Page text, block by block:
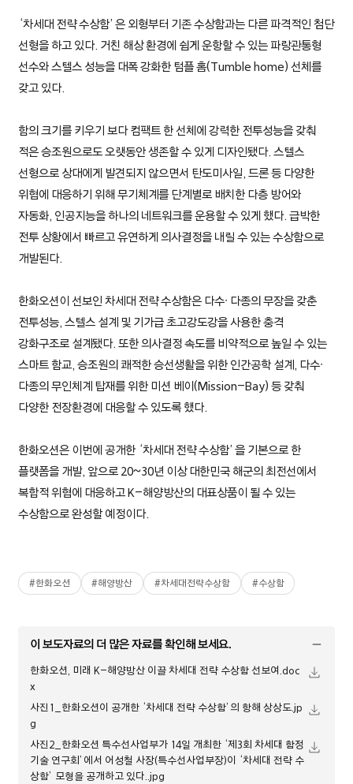
‘차세대 전략 수상함’은 외형부터 기존 수상함과는 다른 파격적인 첨단
선형을 하고 있다. 거친 해상 환경에 쉽게 운항할 수 있는 파랑관통형
선수와 스텔스 성능을 대폭 강화한 텀플 홈(Tumble home) 선체를
갖고 있다.
함의 크기를 키우기 보다 컴팩트 한 선체에 강력한 전투성능을 갖춰
적은 승조원으로도 오랫동안 생존할 수 있게 디자인됐다. 스텔스
선형으로 상대에게 발견되지 않으면서 탄도미사일, 드론 등 다양한
위협에 대응하기 위해 무기체계를 단계별로 배치한 다층 방어와
자동화, 인공지능을 하나의 네트워크를 운용할 수 있게 했다. 급박한
전투 상황에서 빠르고 유연하게 의사결정을 내릴 수 있는 수상함으로
개발된다.
한화오션이 선보인 차세대 전략 수상함은 다수∙ 다종의 무장을 갖춘
전투성능, 스텔스 설계 및 기가급 초고강도강을 사용한 충격
강화구조로 설계됐다. 또한 의사결정 속도를 비약적으로 높일 수 있는
스마트 함교, 승조원의 쾌적한 승선생활을 위한 인간공학 설계, 다수∙
다종의 무인체계 탑재를 위한 미션 베이(Mission-Bay) 등 갖춰
다양한 전장환경에 대응할 수 있도록 했다.
한화오션은 이번에 공개한 ‘차세대 전략 수상함’을 기본으로 한
플랫폼을 개발, 앞으로 20~30년 이상 대한민국 해군의 최전선에서
복합적 위협에 대응하고 K-해양방산의 대표상품이 될 수 있는
수상함으로 완성할 예정이다.
#한화오션 #해양방산 #차세대전략수상함 #수상함
이 보도자료의 더 많은 자료를 확인해 보세요.
한화오션, 미래 K-해양방산 이끌 차세대 전략 수상함 선보여.doc
x
사진1_한화오션이 공개한 ‘차세대 전략 수상함’의 항해 상상도.jp
g
사진2_한화오션 특수선사업부가 14일 개최한 ‘제3회 차세대 함정
기술 연구회’에서 어성철 사장(특수선사업부장)이 ‘차세대 전략 수
상함’ 모형을 공개하고 있다..jpg